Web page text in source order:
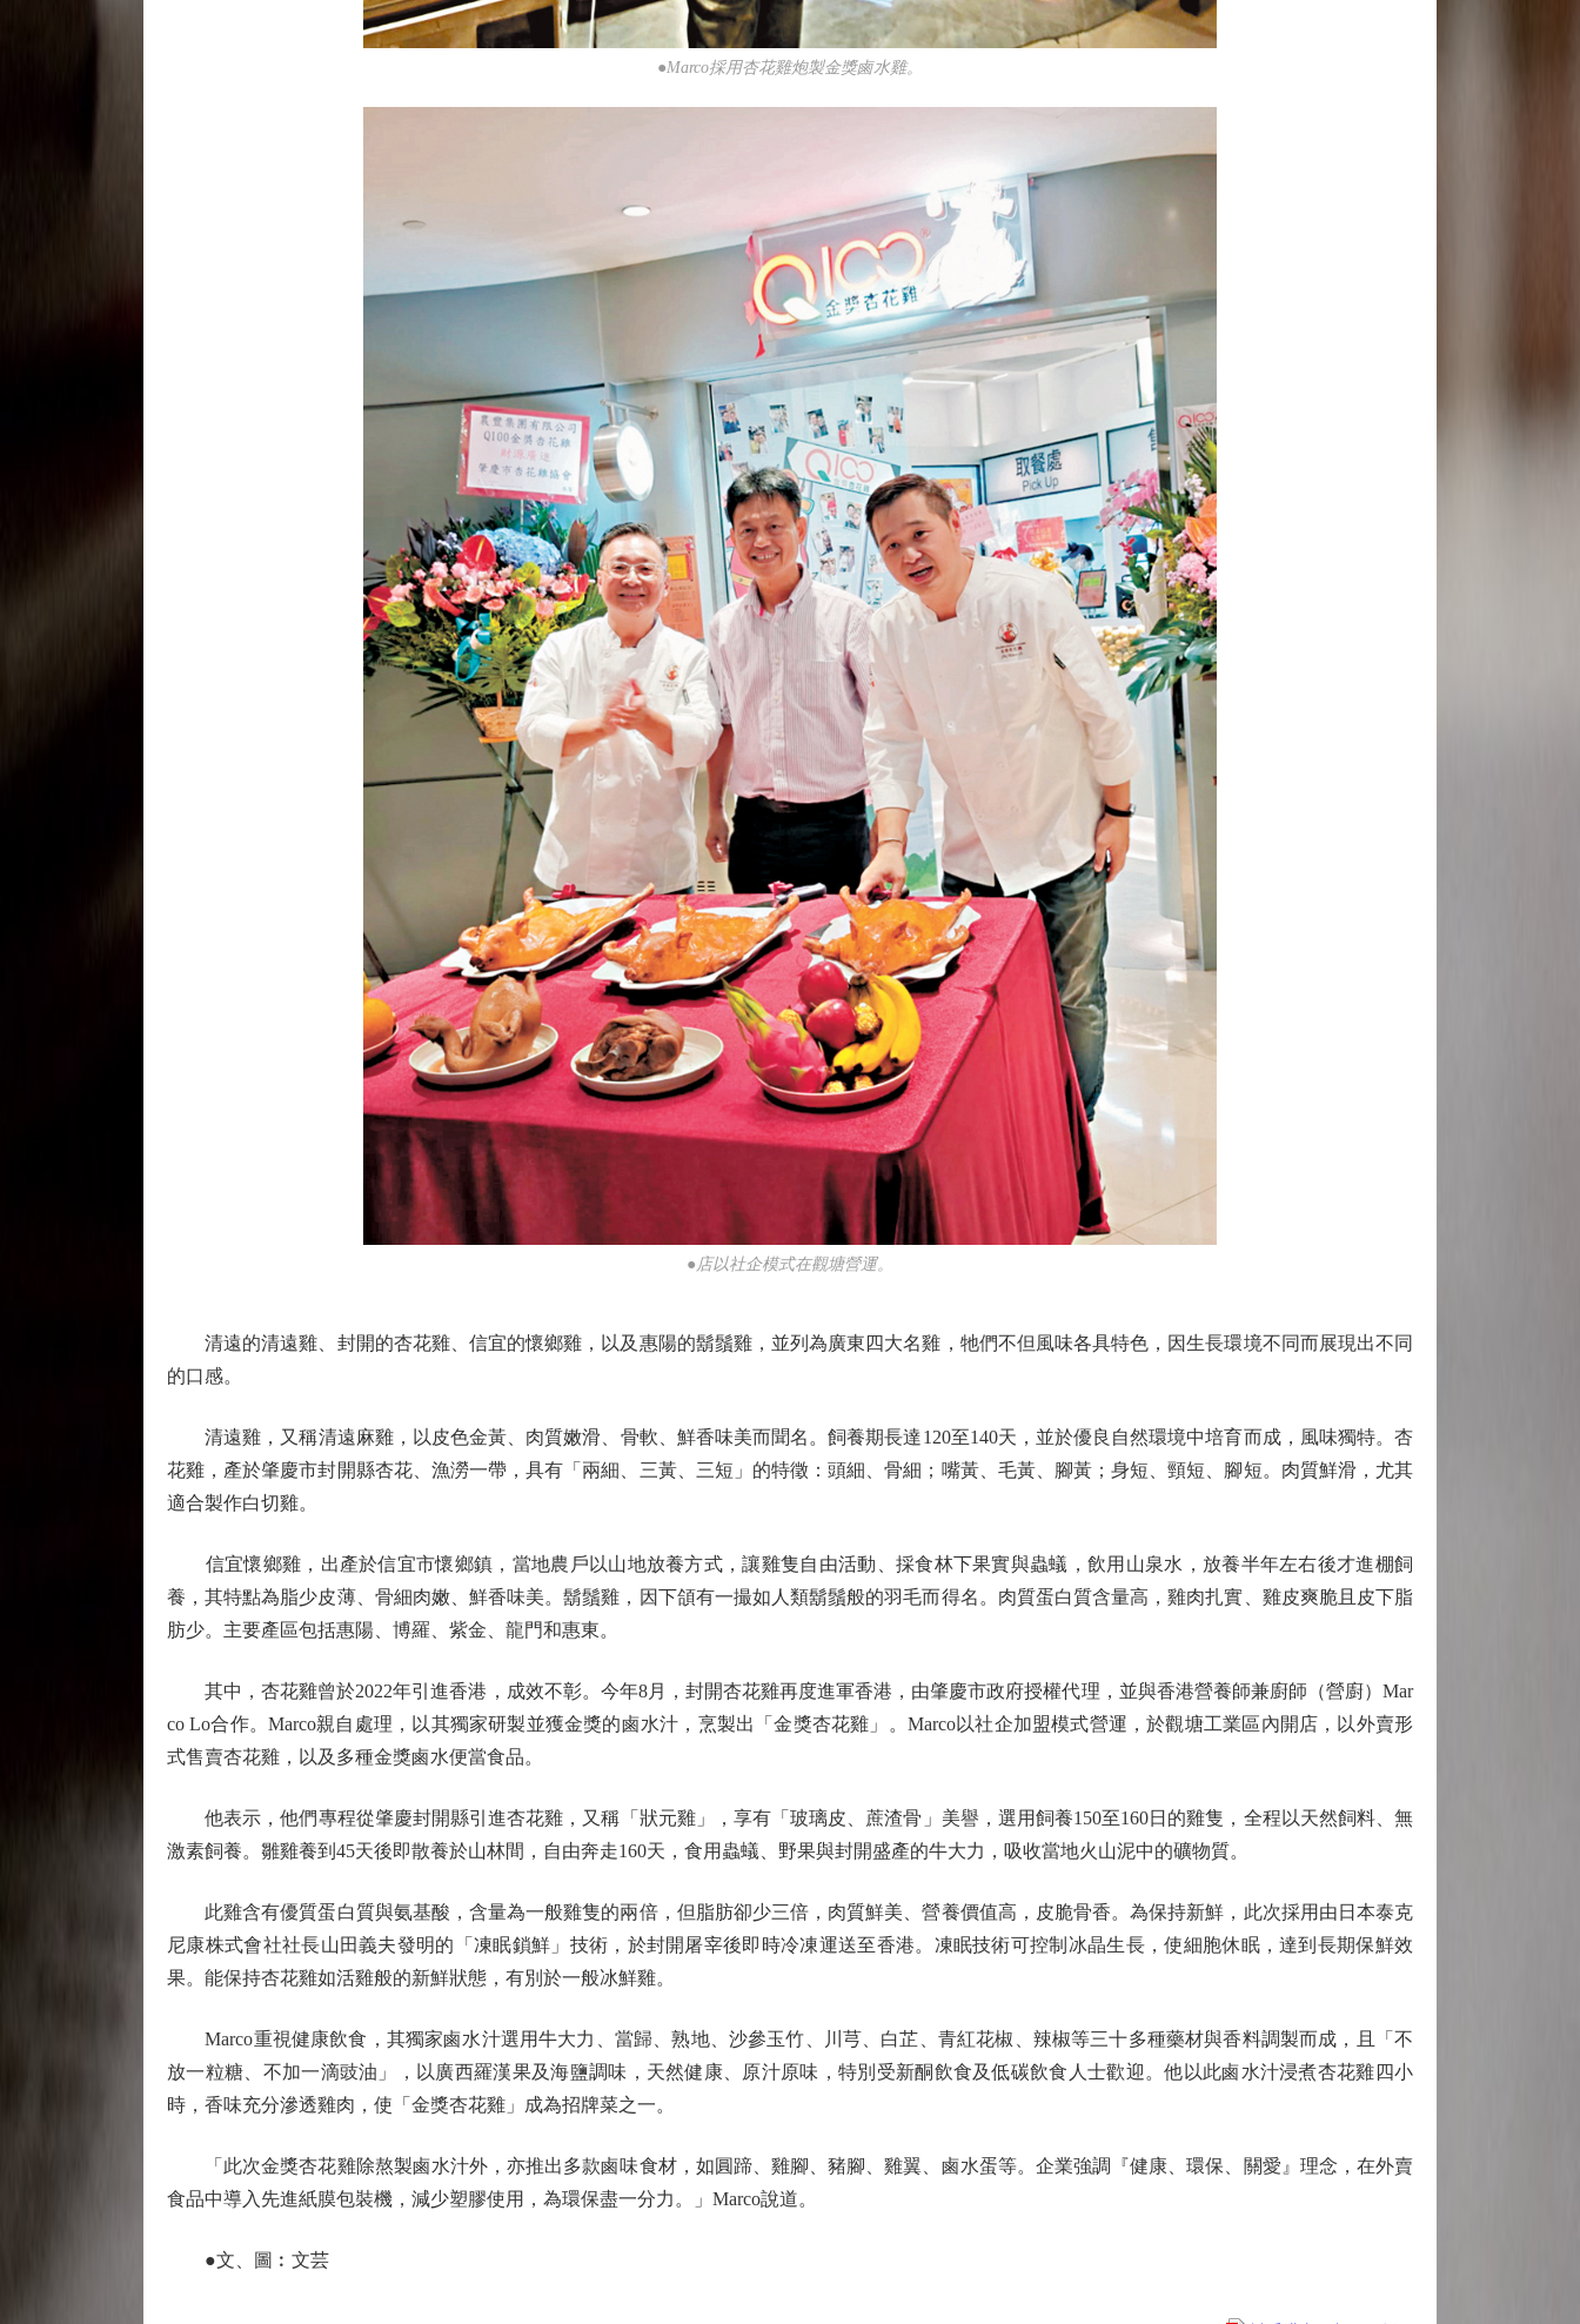
●Marco採用杏花雞炮製金獎鹵水雞。
●店以社企模式在觀塘營運。
清遠的清遠雞、封開的杏花雞、信宜的懷鄉雞，以及惠陽的鬍鬚雞，並列為廣東四大名雞，牠們不但風味各具特色，因生長環境不同而展現出不同
的口感。
清遠雞，又稱清遠麻雞，以皮色金黃、肉質嫩滑、骨軟、鮮香味美而聞名。飼養期長達120至140天，並於優良自然環境中培育而成，風味獨特。杏
花雞，產於肇慶市封開縣杏花、漁澇一帶，具有「兩細、三黃、三短」的特徵：頭細、骨細；嘴黃、毛黃、腳黃；身短、頸短、腳短。肉質鮮滑，尤其
適合製作白切雞。
信宜懷鄉雞，出產於信宜市懷鄉鎮，當地農戶以山地放養方式，讓雞隻自由活動、採食林下果實與蟲蟻，飲用山泉水，放養半年左右後才進棚飼
養，其特點為脂少皮薄、骨細肉嫩、鮮香味美。鬍鬚雞，因下頜有一撮如人類鬍鬚般的羽毛而得名。肉質蛋白質含量高，雞肉扎實、雞皮爽脆且皮下脂
肪少。主要產區包括惠陽、博羅、紫金、龍門和惠東。
其中，杏花雞曾於2022年引進香港，成效不彰。今年8月，封開杏花雞再度進軍香港，由肇慶市政府授權代理，並與香港營養師兼廚師（營廚）Mar
co Lo合作。Marco親自處理，以其獨家研製並獲金獎的鹵水汁，烹製出「金獎杏花雞」。Marco以社企加盟模式營運，於觀塘工業區內開店，以外賣形
式售賣杏花雞，以及多種金獎鹵水便當食品。
他表示，他們專程從肇慶封開縣引進杏花雞，又稱「狀元雞」，享有「玻璃皮、蔗渣骨」美譽，選用飼養150至160日的雞隻，全程以天然飼料、無
激素飼養。雛雞養到45天後即散養於山林間，自由奔走160天，食用蟲蟻、野果與封開盛產的牛大力，吸收當地火山泥中的礦物質。
此雞含有優質蛋白質與氨基酸，含量為一般雞隻的兩倍，但脂肪卻少三倍，肉質鮮美、營養價值高，皮脆骨香。為保持新鮮，此次採用由日本泰克
尼康株式會社社長山田義夫發明的「凍眠鎖鮮」技術，於封開屠宰後即時冷凍運送至香港。凍眠技術可控制冰晶生長，使細胞休眠，達到長期保鮮效
果。能保持杏花雞如活雞般的新鮮狀態，有別於一般冰鮮雞。
Marco重視健康飲食，其獨家鹵水汁選用牛大力、當歸、熟地、沙參玉竹、川芎、白芷、青紅花椒、辣椒等三十多種藥材與香料調製而成，且「不
放一粒糖、不加一滴豉油」，以廣西羅漢果及海鹽調味，天然健康、原汁原味，特別受新酮飲食及低碳飲食人士歡迎。他以此鹵水汁浸煮杏花雞四小
時，香味充分滲透雞肉，使「金獎杏花雞」成為招牌菜之一。
「此次金獎杏花雞除熬製鹵水汁外，亦推出多款鹵味食材，如圓蹄、雞腳、豬腳、雞翼、鹵水蛋等。企業強調『健康、環保、關愛』理念，在外賣
食品中導入先進紙膜包裝機，減少塑膠使用，為環保盡一分力。」Marco說道。
●文、圖︰文芸